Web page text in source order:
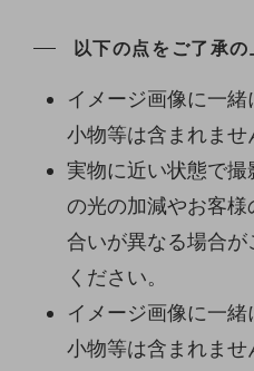
以下の点をご了承の
イメージ画像に一
小物等は含まれませ
実物に近い状態で
の光の加減やお客
合いが異なる場合
ください。
イメージ画像に一
小物等は含まれませ